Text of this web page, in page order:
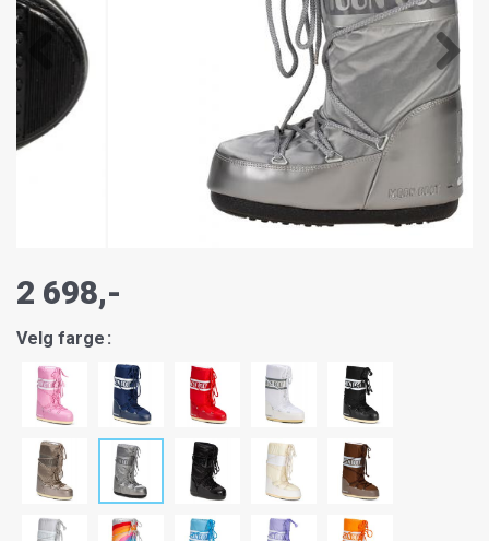
2 698,-
Velg farge